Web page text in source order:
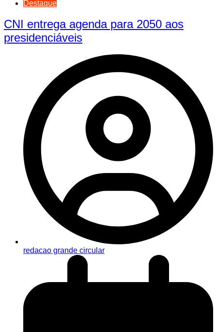
Destaque
CNI entrega agenda para 2050 aos
presidenciáveis
redacao grande circular